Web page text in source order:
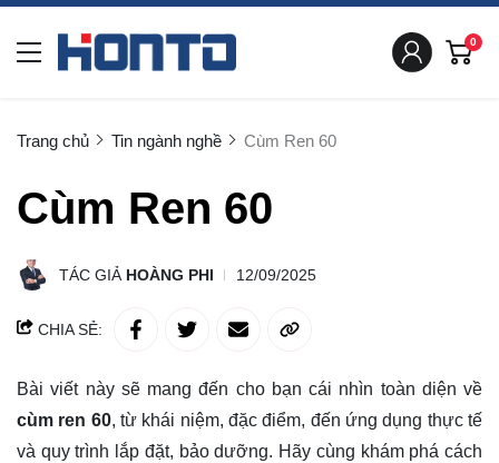
0
Trang chủ Tin ngành nghề Cùm Ren 60
Cùm Ren 60
TÁC GIẢ HOÀNG PHI 12/09/2025
CHIA SẺ:
Bài viết này sẽ mang đến cho bạn cái nhìn toàn diện về
cùm ren 60, từ khái niệm, đặc điểm, đến ứng dụng thực tế
và quy trình lắp đặt, bảo dưỡng. Hãy cùng khám phá cách